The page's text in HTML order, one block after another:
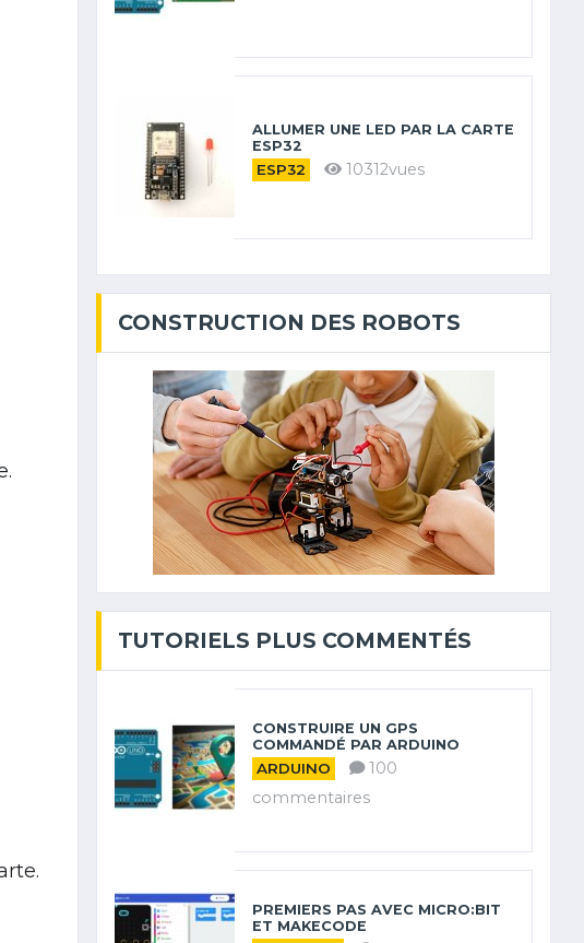
ALLUMER UNE LED PAR LA CARTE
ESP32
ESP32 10312vues
CONSTRUCTION DES ROBOTS
TUTORIELS PLUS COMMENTÉS
CONSTRUIRE UN GPS
COMMANDÉ PAR ARDUINO
ARDUINO
100
commentaires
PREMIERS PAS AVEC MICRO:BIT
ET MAKECODE